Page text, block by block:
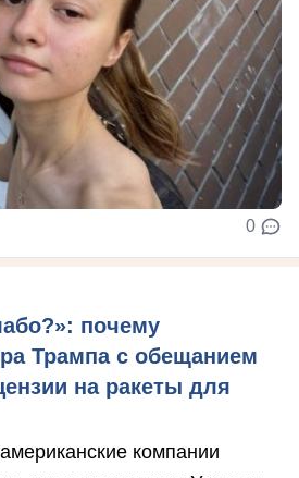
0
почему
Трампа с обещанием
на ракеты для
компании